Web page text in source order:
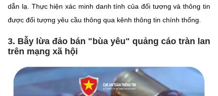
dẫn lạ. Thực hiện xác minh danh tính của đối tượng và thông tin
được đối tượng yêu cầu thông qua kênh thông tin chính thống.
3. Bẫy lừa đảo bán "bùa yêu" quảng cáo tràn lan
trên mạng xã hội